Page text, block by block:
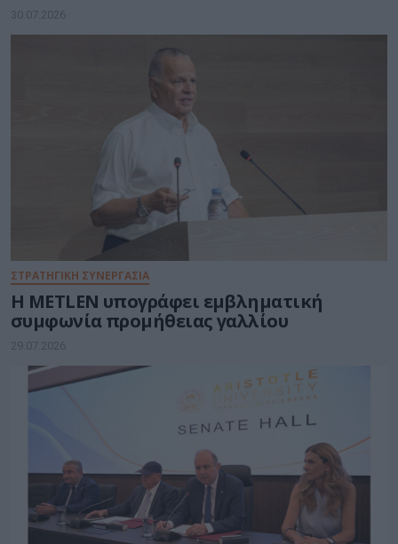
30.07.2026
ΣΤΡΑΤΗΓΙΚΗ ΣΥΝΕΡΓΑΣΙΑ
Η METLEN υπογράφει εμβληματική
συμφωνία προμήθειας γαλλίου
29.07.2026